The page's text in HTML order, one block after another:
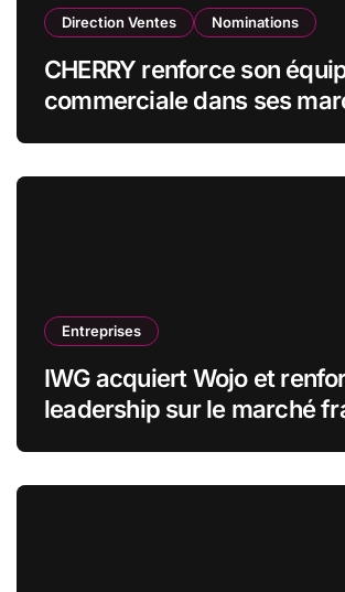
Direction Ventes Nominations
CHERRY renforce son
commerciale dans ses
Entreprises
IWG acquiert Wojo et
leadership sur le marché